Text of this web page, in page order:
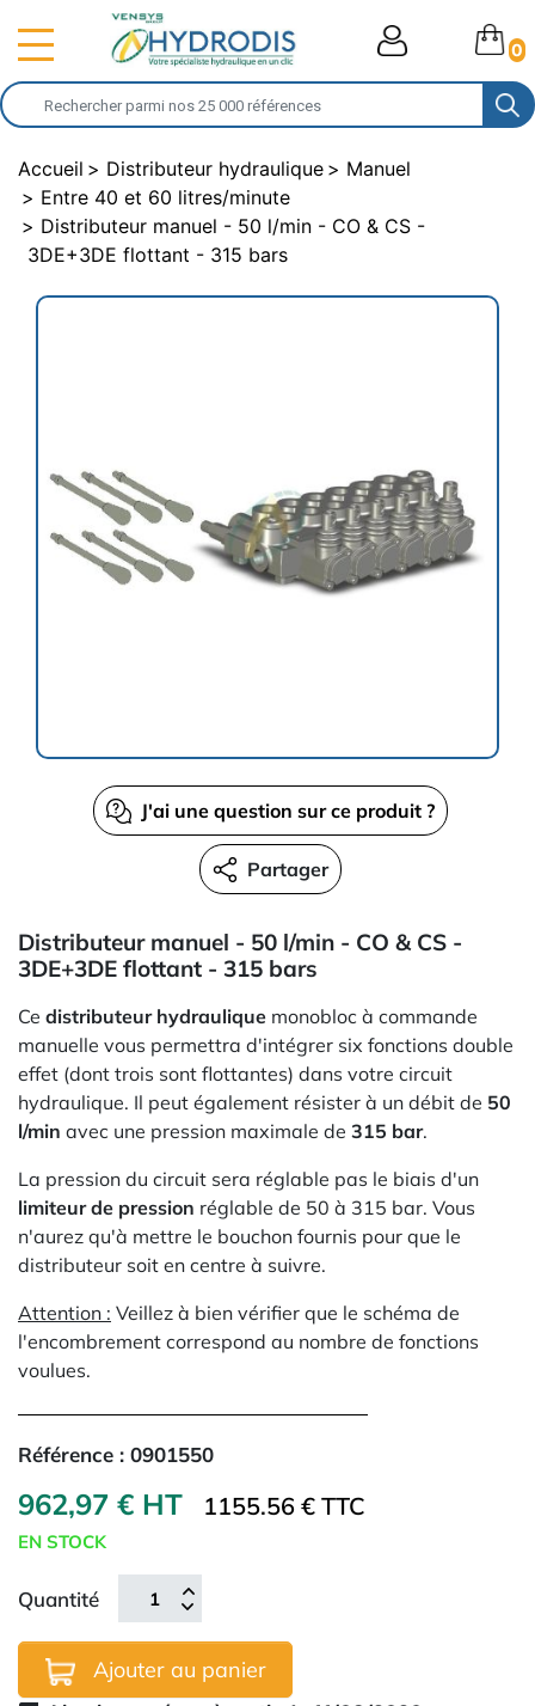
0
Accueil Distributeur hydraulique
Manuel
Entre 40 et 60 litres/minute
Distributeur manuel - 50 l/min - CO & CS -
3DE+3DE flottant - 315 bars
J'ai une question sur ce produit ?
Partager
Distributeur manuel - 50 l/min - CO & CS -
3DE+3DE flottant - 315 bars
Ce distributeur hydraulique monobloc à commande
manuelle vous permettra d'intégrer six fonctions double
effet (dont trois sont flottantes) dans votre circuit
hydraulique. Il peut également résister à un débit de 50
l/min avec une pression maximale de 315 bar.
La pression du circuit sera réglable pas le biais d'un
limiteur de pression réglable de 50 à 315 bar. Vous
n'aurez qu'à mettre le bouchon fournis pour que le
distributeur soit en centre à suivre.
Attention : Veillez à bien vérifier que le schéma de
l'encombrement correspond au nombre de fonctions
voulues.
Référence : 0901550
962,97 € HT 1155.56 € TTC
EN STOCK
Quantité
Ajouter au panier